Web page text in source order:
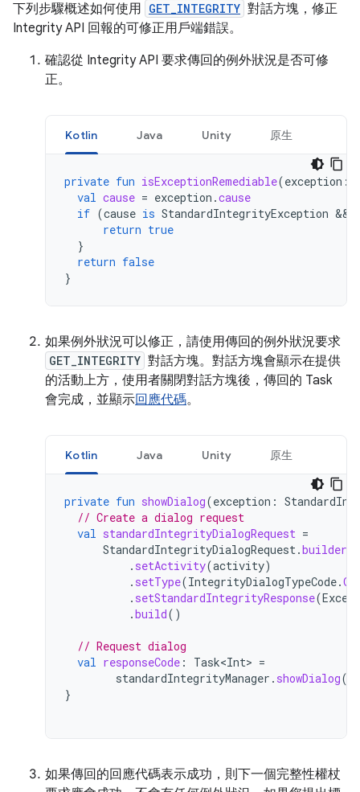
下列步驟概述如何使用 GET_INTEGRITY 對話方塊，修正
Integrity API 回報的可修正用戶端錯誤。
確認從 Integrity API 要求傳回的例外狀況是否可修
正。
Kotlin Java Unity 原生
private fun isExceptionRemediable(exception :
val cause = exception .cause
if (cause is StandardIntegrityException &&
return true
}
return false
}
如果例外狀況可以修正，請使用傳回的例外狀況要求
GET_INTEGRITY 對話方塊。對話方塊會顯示在提供
的活動上方，使用者關閉對話方塊後，傳回的 Task
會完成，並顯示回應代碼。
Kotlin Java Unity 原生
private fun showDialog(exception :
// Create a dialog request
val standardIntegrityDialogRequest =
StandardIntegrityDialogRequest.builder
. setActivity(activity)
. setType(IntegrityDialogTypeCode.
. setStandardIntegrityResponse(
.build()
// Request dialog
val responseCode : Task<Int> =
standardIntegrityManager . showDialog(
}
如果傳回的回應代碼表示成功，則下一個完整性權杖